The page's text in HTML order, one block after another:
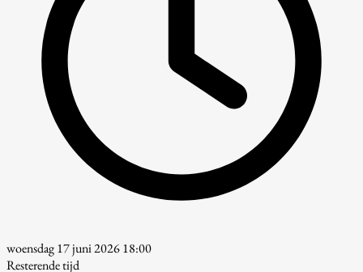
woensdag 17 juni 2026 18:00
Resterende tijd